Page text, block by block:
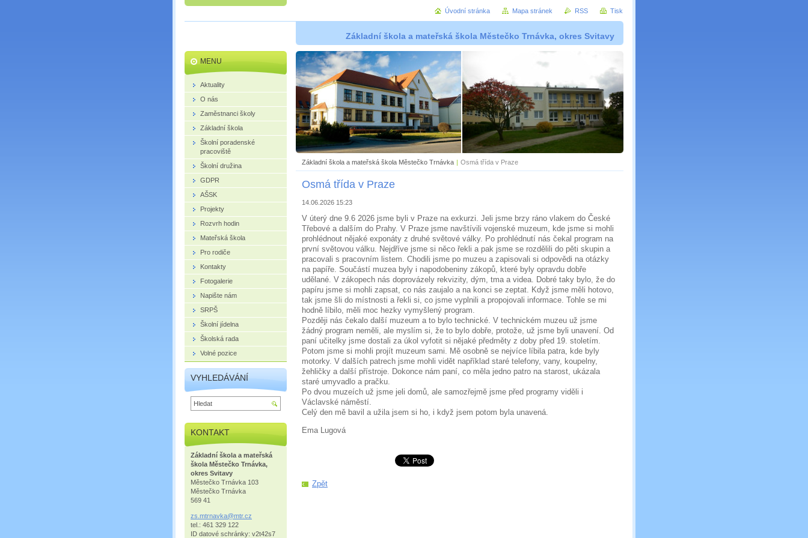
Základní škola a mateřská škola Městečko Trnávka, okres Svitavy
Základní škola a mateřská škola Městečko Trnávka | Osmá třída v Praze
Osmá třída v Praze
14.06.2026 15:23
V úterý dne 9.6 2026 jsme byli v Praze na exkurzi. Jeli jsme brzy ráno vlakem do České
Třebové a dalším do Prahy. V Praze jsme navštívili vojenské muzeum, kde jsme si mohli
prohlédnout nějaké exponáty z druhé světové války. Po prohlédnutí nás čekal program na
první světovou válku. Nejdříve jsme si něco řekli a pak jsme se rozdělili do pěti skupin a
pracovali s pracovním listem. Chodili jsme po muzeu a zapisovali si odpovědi na otázky
na papíře. Součástí muzea byly i napodobeniny zákopů, které byly opravdu dobře
udělané. V zákopech nás doprovázely rekvizity, dým, tma a videa. Dobré taky bylo, že do
papíru jsme si mohli zapsat, co nás zaujalo a na konci se zeptat. Když jsme měli hotovo,
tak jsme šli do místnosti a řekli si, co jsme vyplnili a propojovali informace. Tohle se mi
hodně líbilo, měli moc hezky vymyšlený program.
Později nás čekalo další muzeum a to bylo technické. V technickém muzeu už jsme
žádný program neměli, ale myslím si, že to bylo dobře, protože, už jsme byli unavení. Od
paní učitelky jsme dostali za úkol vyfotit si nějaké předměty z doby před 19. stoletím.
Potom jsme si mohli projít muzeum sami. Mě osobně se nejvíce líbila patra, kde byly
motorky. V dalších patrech jsme mohli vidět například staré telefony, vany, koupelny,
žehličky a další přístroje. Dokonce nám paní, co měla jedno patro na starost, ukázala
staré umyvadlo a pračku.
Po dvou muzeích už jsme jeli domů, ale samozřejmě jsme před programy viděli i
Václavské náměstí.
Celý den mě bavil a užila jsem si ho, i když jsem potom byla unavená.
Ema Lugová
Zpět
MENU
Aktuality
O nás
Zaměstnanci školy
Základní škola
Školní poradenské
pracoviště
Školní družina
GDPR
AŠSK
Projekty
Rozvrh hodin
Mateřská škola
Pro rodiče
Kontakty
Fotogalerie
Napište nám
SRPŠ
Školní jídelna
Školská rada
Volné pozice
VYHLEDÁVÁNÍ
KONTAKT
Základní škola a mateřská
škola Městečko Trnávka,
okres Svitavy
Městečko Trnávka 103
Městečko Trnávka
569 41
zs.mtrnavka@mtr.cz
tel.: 461 329 122
ID datové schránky: v2t42s7
Úvodní stránka Mapa stránek RSS Tisk